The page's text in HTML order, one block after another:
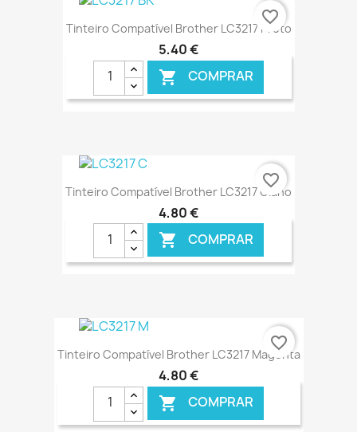
€ ONLINE
Tinteiro Compatível Brother LC3217 Preto
5,40 €
 COMPRAR
€ ONLINE
favorite_border
Tinteiro Compatível Brother LC3217 Ciano
4,80 €
 COMPRAR
€ ONLINE
favorite_border
Tinteiro Compatível Brother LC3217 Magenta
4,80 €
 COMPRAR
favorite_border